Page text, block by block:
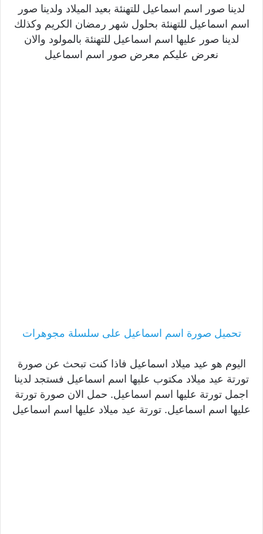
لدينا صور اسم اسماعيل للتهنئة بعيد الميلاد ولدينا صور
اسم اسماعيل للتهنئة بحلول شهر رمضان الكريم وكذلك
لدينا صور عليها اسم اسماعيل للتهنئة بالمولود والان
نعرض عليكم معرض صور اسم اسماعيل
تحميل صورة اسم اسماعيل على سلسلة مجوهرات
اليوم هو عيد ميلاد اسماعيل فاذا كنت تبحث عن صورة
تورتة عيد ميلاد مكتوب عليها اسم اسماعيل فستجد لدينا
اجمل تورتة عليها اسم اسماعيل. حمل الان صورة تورتة
عليها اسم اسماعيل. تورتة عيد ميلاد عليها اسم اسماعيل